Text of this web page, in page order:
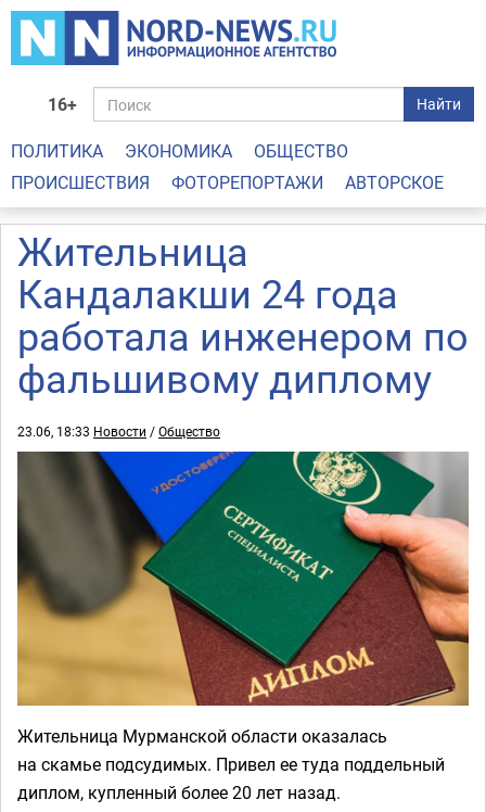
16+ Найти
ПОЛИТИКА ЭКОНОМИКА
ОБЩЕСТВО
ПРОИСШЕСТВИЯ
ФОТОРЕПОРТАЖИ АВТОРСКОЕ
Жительница
Кандалакши 24 года
работала инженером по
фальшивому диплому
23.06, 18:33 Новости /Общество
Жительница Мурманской области оказалась
на скамье подсудимых. Привел ее туда поддельный
диплом, купленный более 20 лет назад.